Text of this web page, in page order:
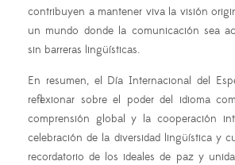
contribuyen a mantener viva la visión
un mundo donde la comunicación sea
sin barreras lingüísticas.
En resumen, el Día Internacional del
reflexionar sobre el poder del idioma
comprensión global y la cooperación
celebración de la diversidad lingüística y
recordatorio de los ideales de paz y